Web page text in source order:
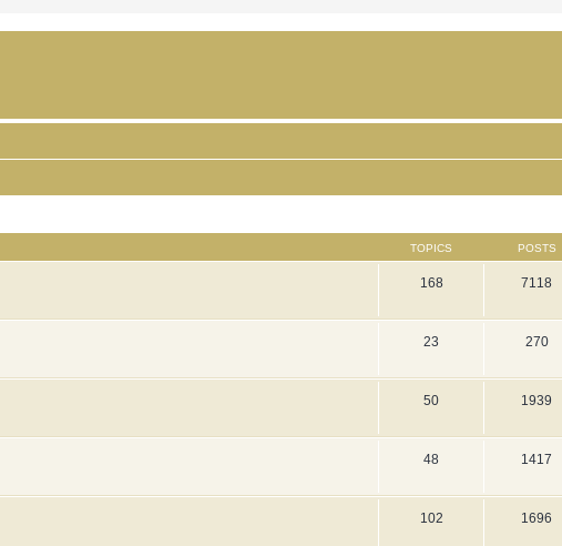
TOPICS POSTS
168 7118
23 270
50 1939
48 1417
102 1696